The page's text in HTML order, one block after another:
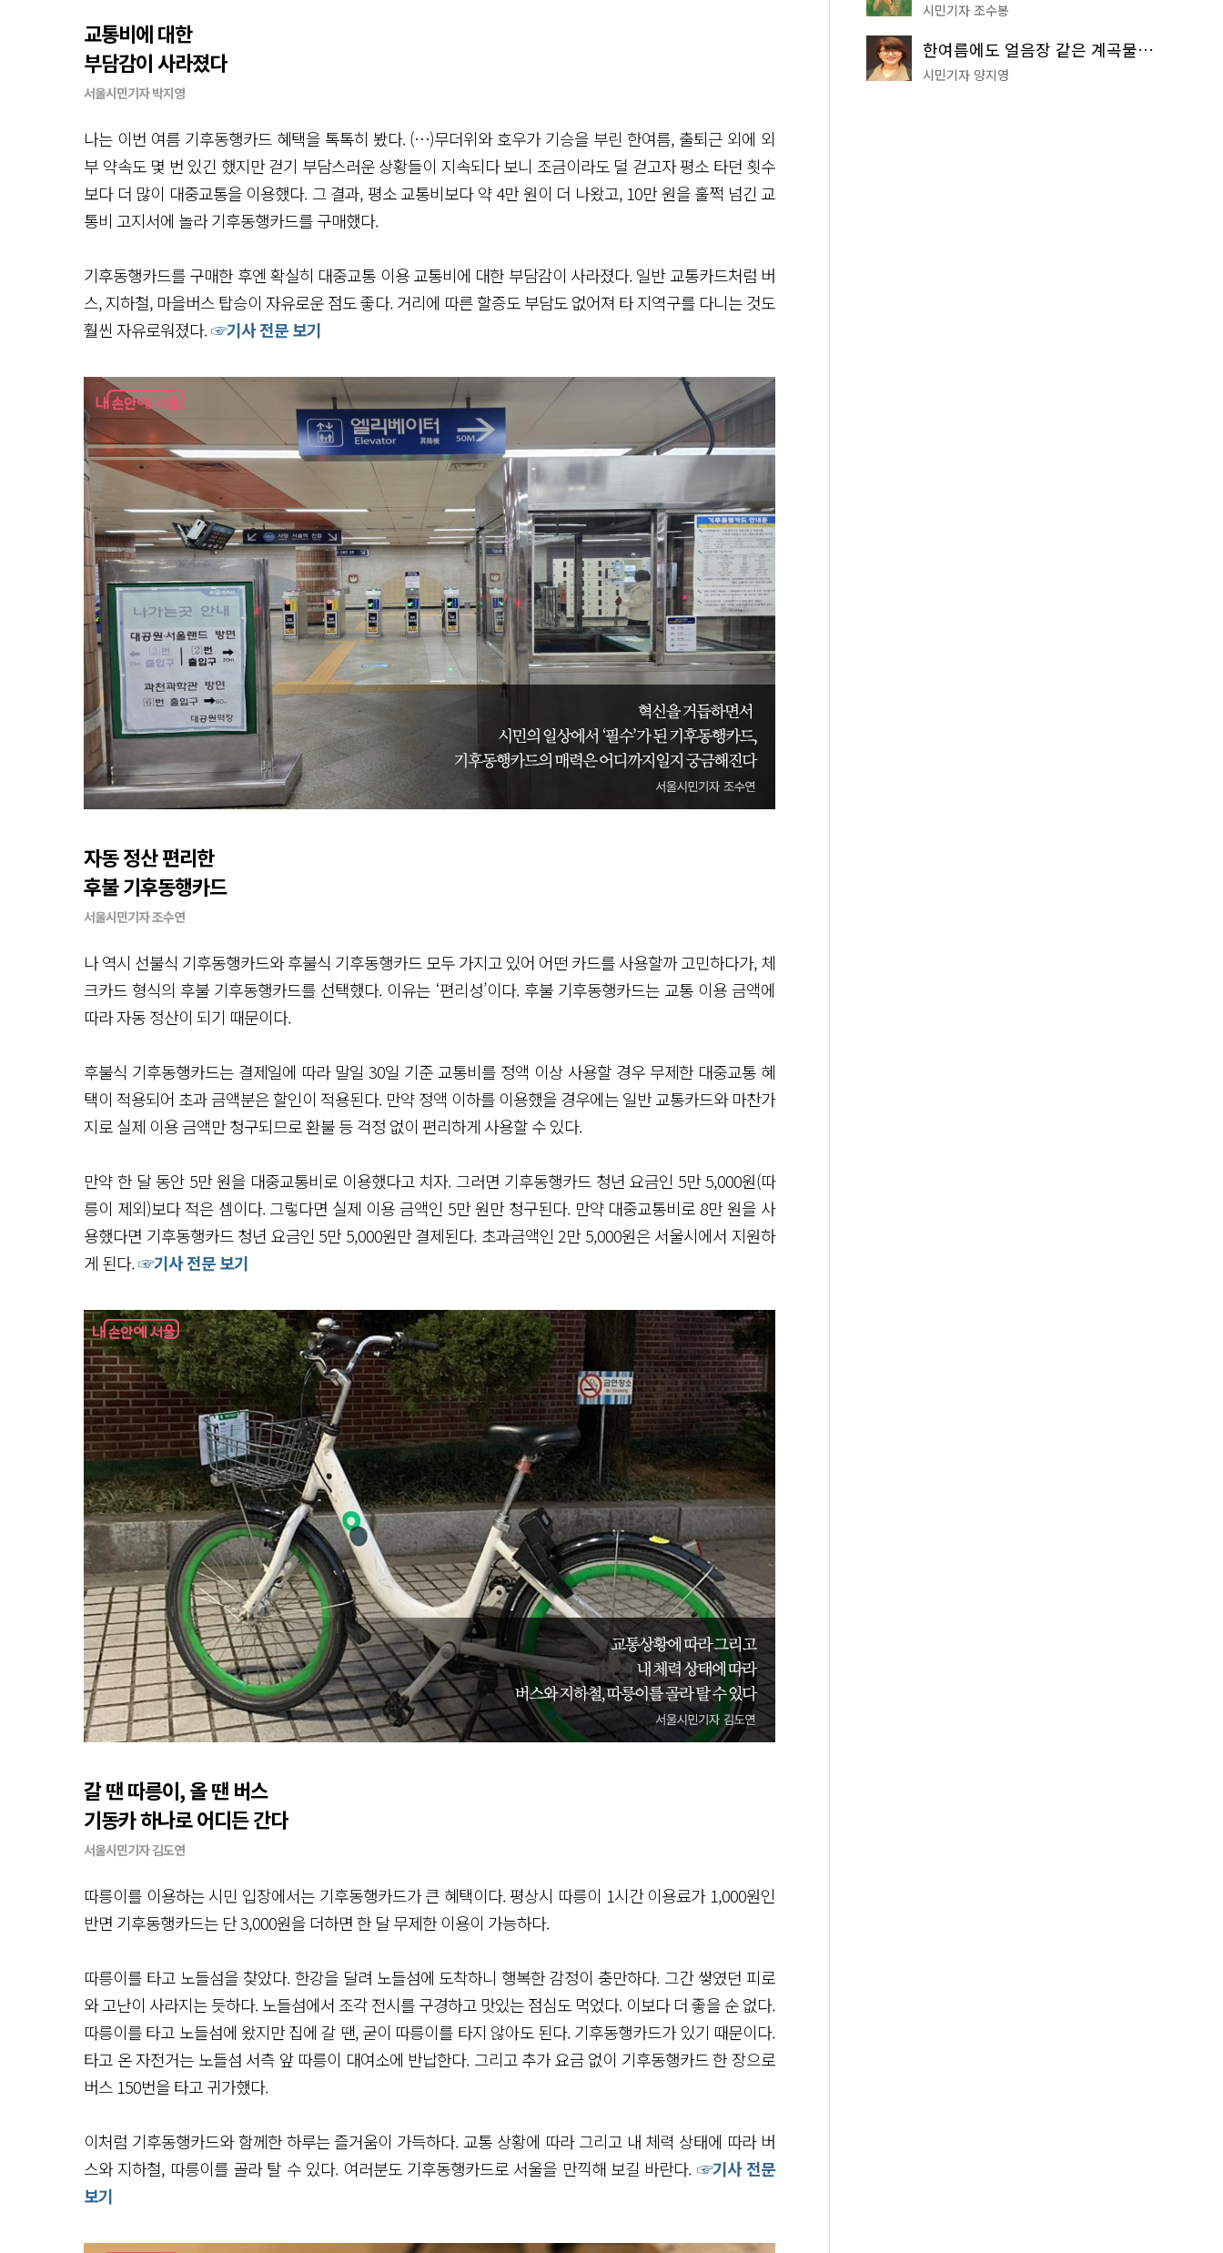
교통비에 대한
부담감이 사라졌다
서울시민기자 박지영
나는 이번 여름 기후동행카드 혜택을 톡톡히 봤다. (…)무더위와 호우가 기승을 부린 한여름, 출퇴근 외에 외
부 약속도 몇 번 있긴 했지만 걷기 부담스러운 상황들이 지속되다 보니 조금이라도 덜 걷고자 평소 타던 횟수
보다 더 많이 대중교통을 이용했다. 그 결과, 평소 교통비보다 약 4만 원이 더 나왔고, 10만 원을 훌쩍 넘긴 교
통비 고지서에 놀라 기후동행카드를 구매했다.
기후동행카드를 구매한 후엔 확실히 대중교통 이용 교통비에 대한 부담감이 사라졌다. 일반 교통카드처럼 버
스, 지하철, 마을버스 탑승이 자유로운 점도 좋다. 거리에 따른 할증도 부담도 없어져 타 지역구를 다니는 것도
훨씬 자유로워졌다.☞기사 전문 보기
자동 정산 편리한
후불 기후동행카드
서울시민기자 조수연
나 역시 선불식 기후동행카드와 후불식 기후동행카드 모두 가지고 있어 어떤 카드를 사용할까 고민하다가, 체
크카드 형식의 후불 기후동행카드를 선택했다. 이유는 ‘편리성’이다. 후불 기후동행카드는 교통 이용 금액에
따라 자동 정산이 되기 때문이다.
후불식 기후동행카드는 결제일에 따라 말일 30일 기준 교통비를 정액 이상 사용할 경우 무제한 대중교통 혜
택이 적용되어 초과 금액분은 할인이 적용된다. 만약 정액 이하를 이용했을 경우에는 일반 교통카드와 마찬가
지로 실제 이용 금액만 청구되므로 환불 등 걱정 없이 편리하게 사용할 수 있다.
만약 한 달 동안 5만 원을 대중교통비로 이용했다고 치자. 그러면 기후동행카드 청년 요금인 5만 5,000원(따
릉이 제외)보다 적은 셈이다. 그렇다면 실제 이용 금액인 5만 원만 청구된다. 만약 대중교통비로 8만 원을 사
용했다면 기후동행카드 청년 요금인 5만 5,000원만 결제된다. 초과금액인 2만 5,000원은 서울시에서 지원하
게 된다.☞기사 전문 보기
갈 땐 따릉이, 올 땐 버스
기동카 하나로 어디든 간다
서울시민기자 김도연
따릉이를 이용하는 시민 입장에서는 기후동행카드가 큰 혜택이다. 평상시 따릉이 1시간 이용료가 1,000원인
반면 기후동행카드는 단 3,000원을 더하면 한 달 무제한 이용이 가능하다.
따릉이를 타고 노들섬을 찾았다. 한강을 달려 노들섬에 도착하니 행복한 감정이 충만하다. 그간 쌓였던 피로
와 고난이 사라지는 듯하다. 노들섬에서 조각 전시를 구경하고 맛있는 점심도 먹었다. 이보다 더 좋을 순 없다.
따릉이를 타고 노들섬에 왔지만 집에 갈 땐, 굳이 따릉이를 타지 않아도 된다. 기후동행카드가 있기 때문이다.
타고 온 자전거는 노들섬 서측 앞 따릉이 대여소에 반납한다. 그리고 추가 요금 없이 기후동행카드 한 장으로
버스 150번을 타고 귀가했다.
이처럼 기후동행카드와 함께한 하루는 즐거움이 가득하다. 교통 상황에 따라 그리고 내 체력 상태에 따라 버
스와 지하철, 따릉이를 골라 탈 수 있다. 여러분도 기후동행카드로 서울을 만끽해 보길 바란다. ☞기사 전문
보기
시민기자 조수봉
한여름에도 얼음장 같은 계곡물! 서울 '진관사 계곡'이 천국이네~
시민기자 양지영